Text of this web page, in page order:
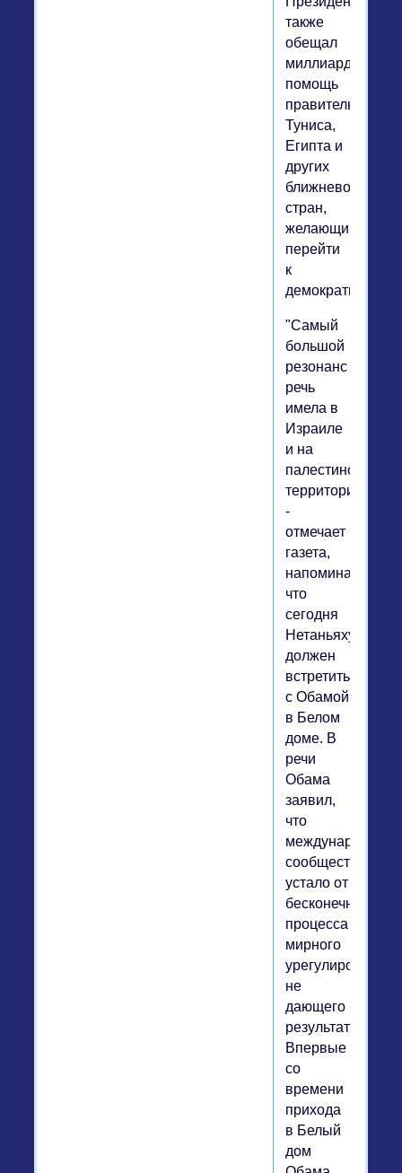
также
обещал
миллиардную
помощь
правительствам
Туниса,
Египта и
других
стран,
желающим
перейти
к
демократии.
"Самый
большой
резонанс
речь
имела в
Израиле
и на
палестинских
территориях",
-
отмечает
газета,
напоминая,
что
сегодня
Нетаньяху
должен
встретиться
с Обамой
в Белом
доме. В
речи
Обама
заявил,
что
международное
сообщество
устало от
бесконечного
процесса
мирного
урегулирования,
не
дающего
результатов.
Впервые
со
времени
прихода
в Белый
дом